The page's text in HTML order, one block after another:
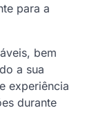
para a
bem
a sua
experiência
durante